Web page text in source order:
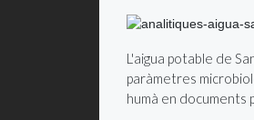
L'aigua potable de
paràmetres
humà en documents